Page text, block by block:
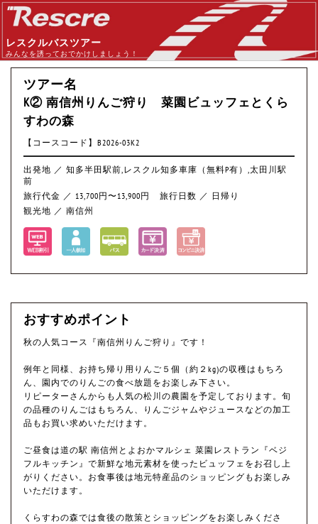
レスクルバスツアー
みんなを誘っておでかけしましょう！
ツアー名
K② 南信州りんご狩り 菜園ビュッフェとくら
すわの森
【コースコード】B2026-03K2
出発地 ／ 知多半田駅前,レスクル知多車庫（無料P有）,太田川駅
前
旅行代金 ／ 13,700円〜13,900円
旅行日数 ／ 日帰り
観光地 ／ 南信州
おすすめポイント
秋の人気コース『南信州りんご狩り』です！
例年と同様、お持ち帰り用りんご５個（約２kg)の収穫はもちろ
ん、園内でのりんごの食べ放題をお楽しみ下さい。
リピーターさんからも人気の松川の農園を予定しております。旬
の品種のりんごはもちろん、りんごジャムやジュースなどの加工
品もお買い求めいただけます。
ご昼食は道の駅 南信州とよおかマルシェ 菜園レストラン『ベジ
フルキッチン』で新鮮な地元素材を使ったビュッフェをお召し上
がりください。お食事後は地元特産品のショッピングもお楽しみ
いただけます。
くらすわの森では食後の散策とショッピングをお楽しみくださ